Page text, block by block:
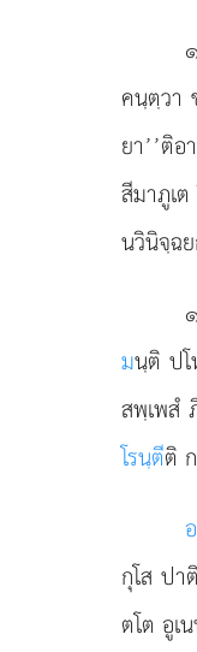
คนฺตฺวา
ยา’’ติ
สีมาภูเ
นวินิจฺฉ
มนฺติ ป
สพฺเพสํ
โรนฺตีติ
กุโส ปา
ตโต อูเ